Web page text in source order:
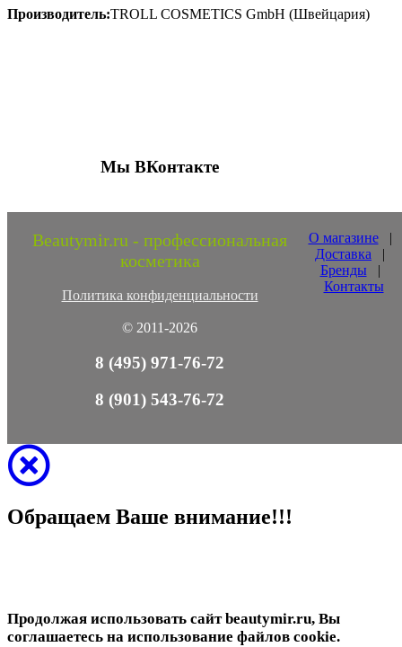
Производитель:TROLL COSMETICS GmbH (Швейцария)
Мы ВКонтакте
Beautymir.ru - профессиональная
косметика
Политика конфиденциальности
© 2011-2026
О магазине|
Доставка |
Бренды |
Контакты
8 (495) 971-76-72
8 (901) 543-76-72
Обращаем Ваше внимание!!!
Продолжая использовать сайт beautymir.ru, Вы
соглашаетесь на использование файлов cookie.